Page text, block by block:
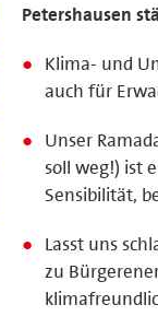
Petershausen
Klima- und
auch für
Unser
soll weg!) ist
Sensibilität,
Lasst uns
zu